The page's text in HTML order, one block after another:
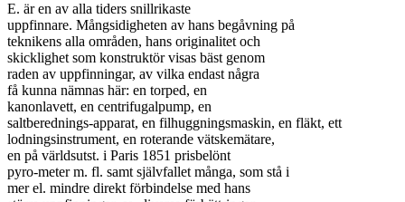
E. är en av alla tiders snillrikaste
uppfinnare. Mångsidigheten av hans begåvning på
teknikens alla områden, hans originalitet och
skicklighet som konstruktör visas bäst genom
raden av uppfinningar, av vilka endast några
få kunna nämnas här: en torped, en
kanonlavett, en centrifugalpump, en
saltberednings-apparat, en filhuggningsmaskin, en fläkt, ett
lodningsinstrument, en roterande vätskemätare,
en på världsutst. i Paris 1851 prisbelönt
pyro-meter m. fl. samt självfallet många, som stå i
mer el. mindre direkt förbindelse med hans